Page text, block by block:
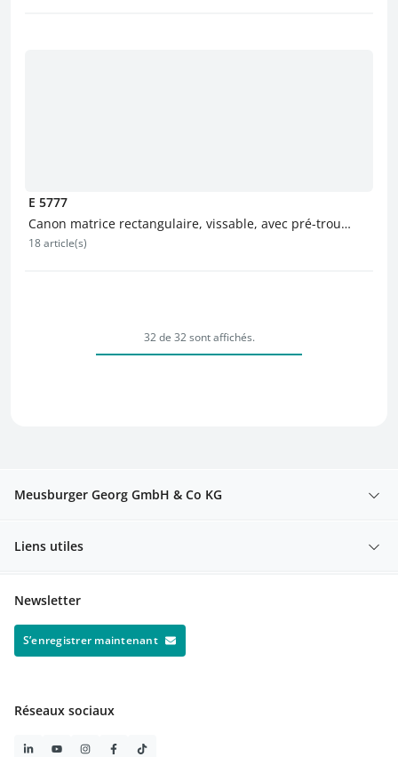
E 5777
Canon matrice rectangulaire, vissable, avec pré-trou
traversant
18 article(s)
32 de 32 sont affichés.
Meusburger Georg GmbH & Co KG
Liens utiles
Newsletter
S’enregistrer maintenant
Réseaux sociaux